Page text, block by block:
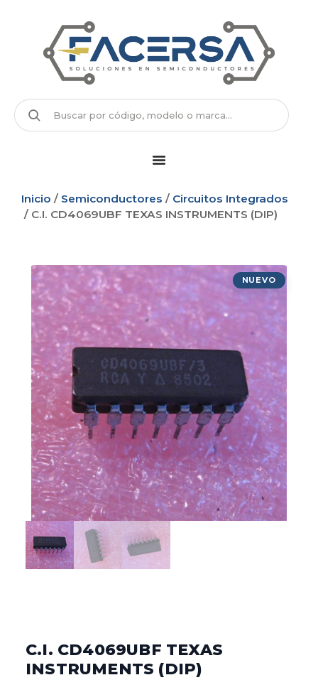
Inicio / Semiconductores / Circuitos Integrados
/ C.I. CD4069UBF TEXAS INSTRUMENTS (DIP)
C.I. CD4069UBF TEXAS
INSTRUMENTS (DIP)